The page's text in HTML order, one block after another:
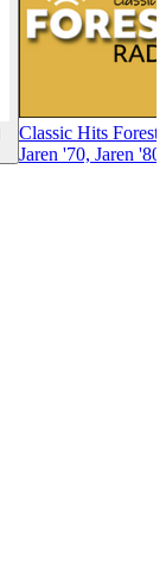
Classic Hits Forest
Jaren '70, Jaren